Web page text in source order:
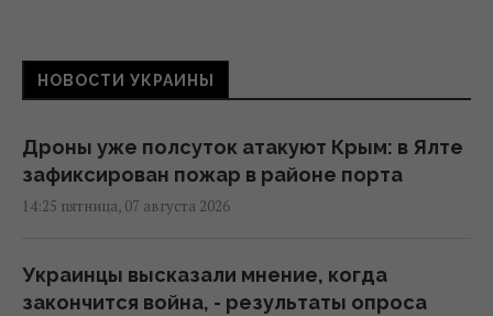
НОВОСТИ УКРАИНЫ
Дроны уже полсуток атакуют Крым: в Ялте
зафиксирован пожар в районе порта
14:25 пятница, 07 августа 2026
Украинцы высказали мнение, когда
закончится война, - результаты опроса